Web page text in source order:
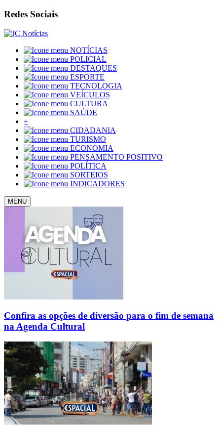
Redes Sociais
NOTÍCIAS
POLICIAL
DESTAQUES
ESPORTE
TECNOLOGIA
VEÍCULOS
CULTURA
SAÚDE
+
CIDADANIA
TURISMO
ECONOMIA
PENSAMENTO POSITIVO
POLÍTICA
SORTEIOS
INDICADORES
MENU
Confira as opções de diversão para o fim de semana
na Agenda Cultural